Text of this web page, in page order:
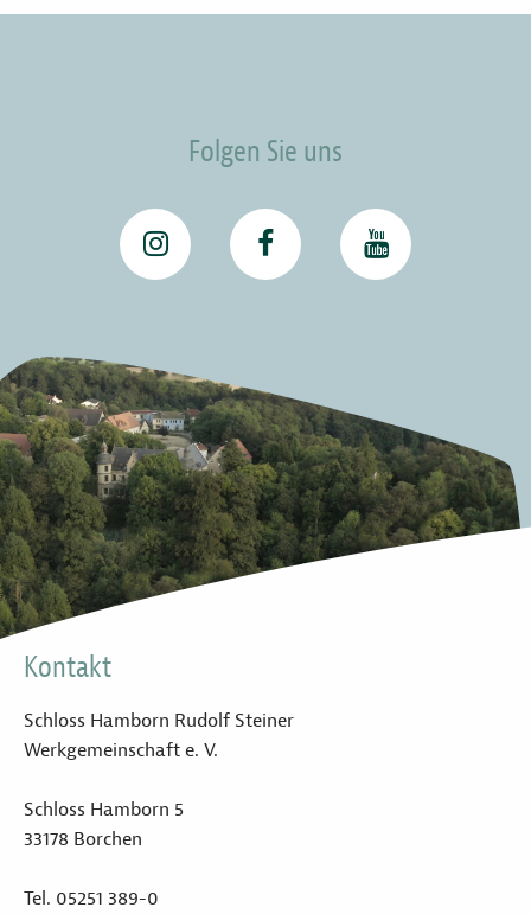
Folgen Sie uns
Kontakt
Schloss Hamborn Rudolf Steiner
Werkgemeinschaft e. V.
Schloss Hamborn 5
33178 Borchen
Tel. 05251 389-0